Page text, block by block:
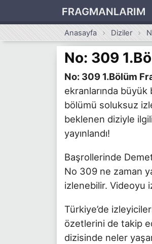
FRAGMANLARIM
Anasayfa Diziler
No: 309
No: 309 1.Bölüm
ekranlarında
bölümü soluksuz
beklenen diziyle
yayınlandı!
Başrollerinde
No 309 ne zaman
izlenebilir. Videoyu
Türkiye’de
özetlerini de takip
dizisinde neler